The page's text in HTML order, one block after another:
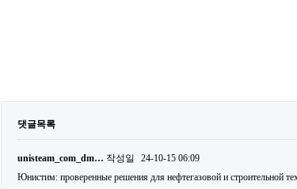
댓글목록
unisteam_com_dm… 작성일
24-10-15 06:09
Юнистим: проверенные решения для нефтегазовой и строительной